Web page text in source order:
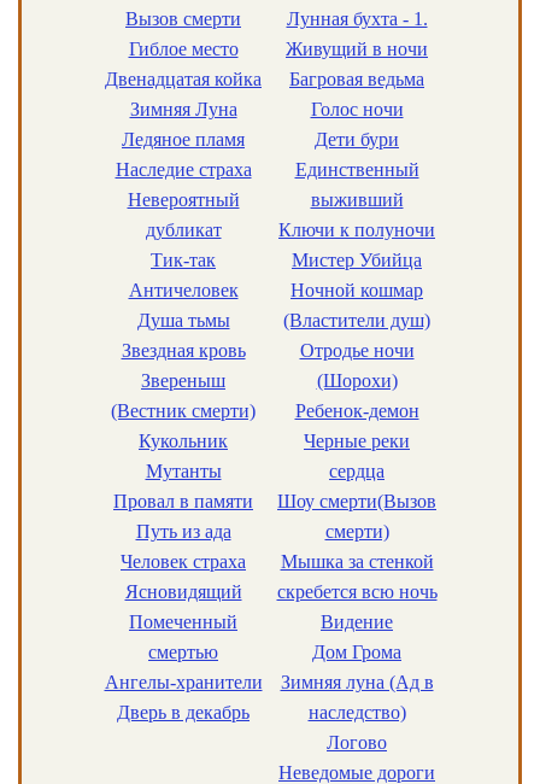
Вызов смерти
Гиблое место
Двенадцатая койка
Зимняя Луна
Ледяное пламя
Наследие страха
Невероятный
дубликат
Тик-так
Античеловек
Душа тьмы
Звездная кровь
Звереныш
(Вестник смерти)
Кукольник
Мутанты
Провал в памяти
Путь из ада
Человек страха
Ясновидящий
Помеченный
cмертью
Ангелы-хранители
Дверь в декабрь
Лунная бухта - 1.
Живущий в ночи
Багровая ведьма
Голос ночи
Дети бури
Единственный
выживший
Ключи к полуночи
Мистер Убийца
Ночной кошмар
(Властители душ)
Отродье ночи
(Шорохи)
Ребенок-демон
Черные реки
сердца
Шоу смерти(Вызов
смерти)
Мышка за стенкой
скребется всю ночь
Видение
Дом Грома
Зимняя луна (Ад в
наследство)
Логово
Неведомые дороги